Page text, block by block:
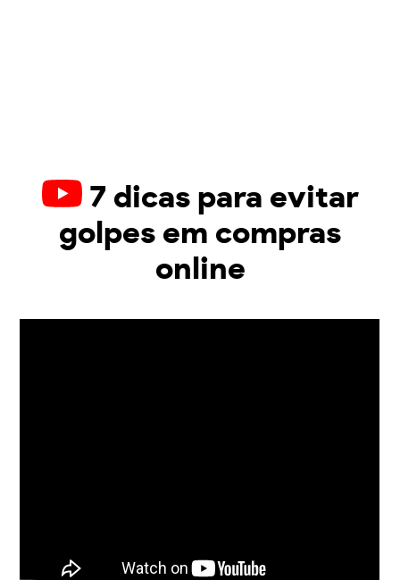
7 dicas para evitar
golpes em compras
online